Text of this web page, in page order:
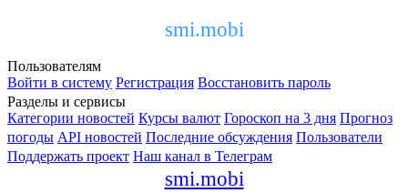
smi.mobi
Пользователям
Войти в систему Регистрация Восстановить пароль
Разделы и сервисы
Категории новостей Курсы валют Гороскоп на 3 дня Прогноз
погоды API новостей Последние обсуждения Пользователи
Поддержать проект Наш канал в Телеграм
smi.mobi